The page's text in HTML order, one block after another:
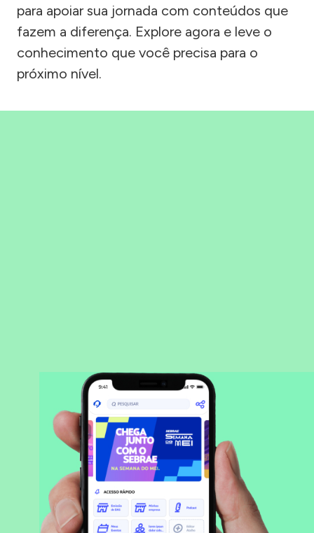
para apoiar sua jornada com conteúdos que
fazem a diferença. Explore agora e leve o
conhecimento que você precisa para o
próximo nível.